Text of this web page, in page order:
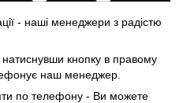
- наші менеджери з радістю
натиснувши кнопку в правому
наш менеджер.
по телефону - Ви можете